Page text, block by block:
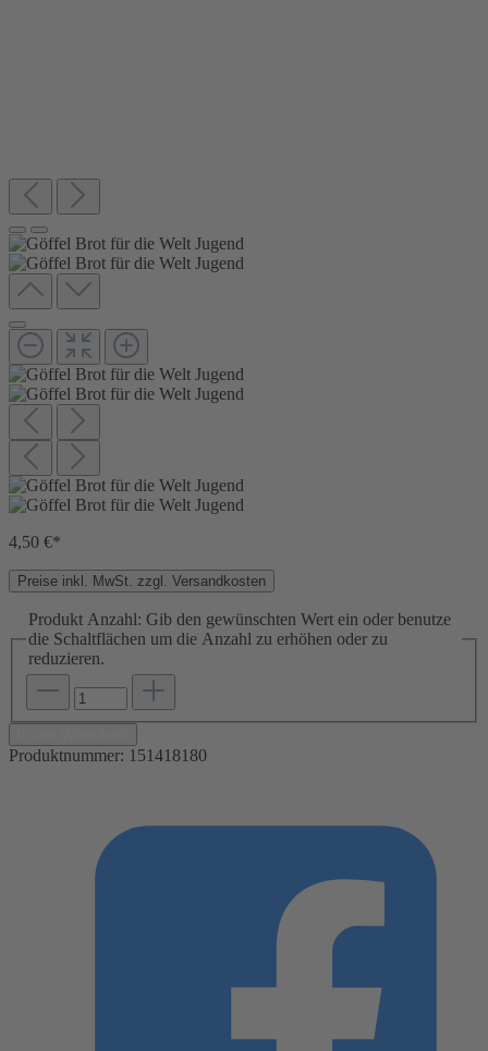
4,50 €*
Preise inkl. MwSt. zzgl. Versandkosten
Produkt Anzahl: Gib den gewünschten Wert ein oder benutze
die Schaltflächen um die Anzahl zu erhöhen oder zu
reduzieren.
Produktnummer: 151418180